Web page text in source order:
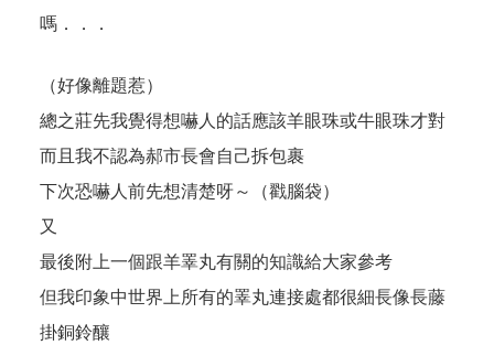
嗎．．．
（好像離題惹）
總之莊先我覺得想嚇人的話應該羊眼珠或牛眼珠才對
而且我不認為郝市長會自己拆包裹
下次恐嚇人前先想清楚呀～（戳腦袋）
又
最後附上一個跟羊睪丸有關的知識給大家參考
但我印象中世界上所有的睪丸連接處都很細長像長藤
掛銅鈴釀